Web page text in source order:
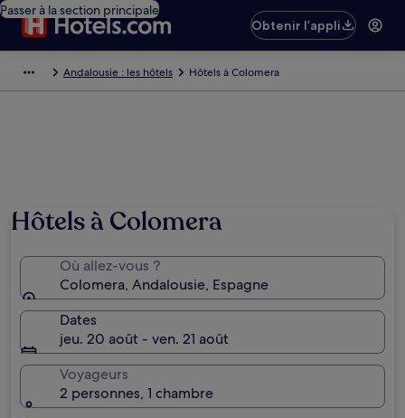
Passer à la section principale
Obtenir l’appli
Andalousie : les hôtels Hôtels à Colomera
Hôtels à Colomera
Où allez-vous ?
Colomera, Andalousie, Espagne
Dates
jeu. 20 août - ven. 21 août
Voyageurs
2 personnes, 1 chambre